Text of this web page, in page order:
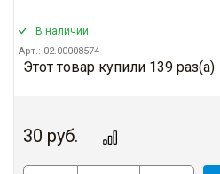
В наличии
Арт.: 02.00008574
Этот товар купили 139 раз(a)
30 руб.